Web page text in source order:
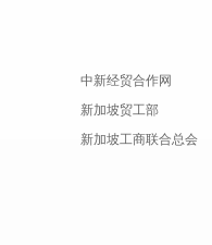
中新经贸合作网
新加坡贸工部
新加坡工商联合总会